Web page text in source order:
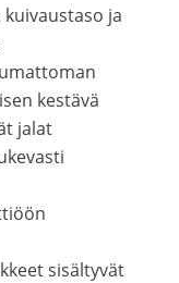
ja
kestävä
jalat
sisältyvät